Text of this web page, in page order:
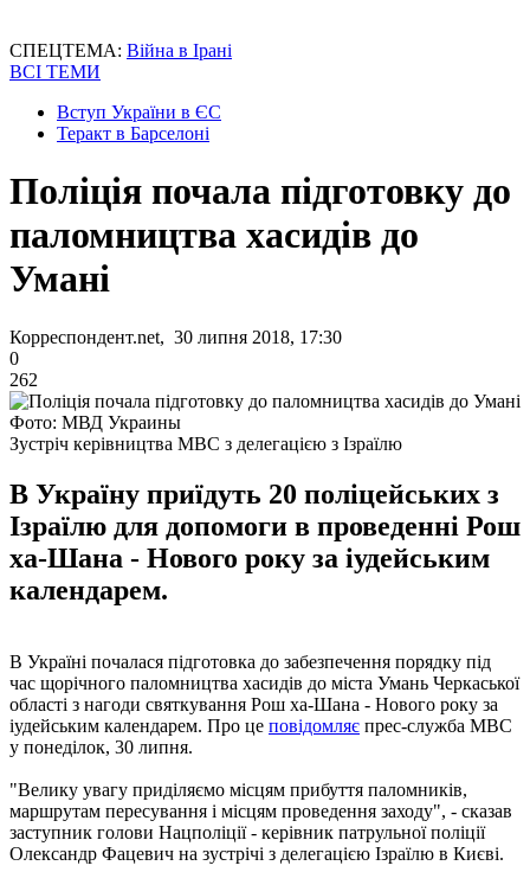
СПЕЦТЕМА: Війна в Ірані
ВСІ ТЕМИ
Вступ України в ЄС
Теракт в Барселоні
Поліція почала підготовку до
паломництва хасидів до
Умані
Корреспондент.net, 30 липня 2018, 17:30
0
262
Фото: МВД Украины
Зустріч керівництва МВС з делегацією з Ізраїлю
В Україну приїдуть 20 поліцейських з
Ізраїлю для допомоги в проведенні Рош
ха-Шана - Нового року за іудейським
календарем.
В Україні почалася підготовка до забезпечення порядку під
час щорічного паломництва хасидів до міста Умань Черкаської
області з нагоди святкування Рош ха-Шана - Нового року за
іудейським календарем. Про це повідомляє прес-служба МВС
у понеділок, 30 липня.
"Велику увагу приділяємо місцям прибуття паломників,
маршрутам пересування і місцям проведення заходу", - сказав
заступник голови Нацполіції - керівник патрульної поліції
Олександр Фацевич на зустрічі з делегацією Ізраїлю в Києві.